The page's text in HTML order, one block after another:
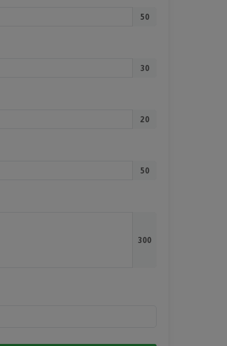
50
30
20
50
300